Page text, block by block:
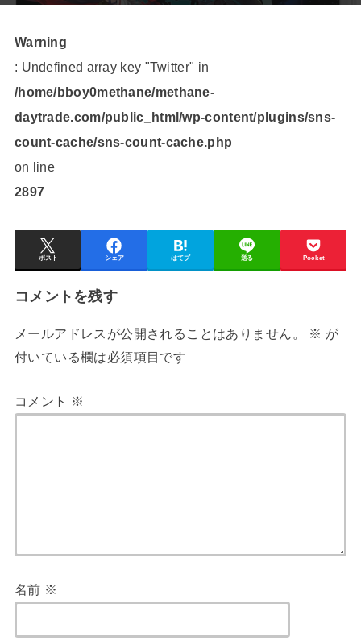
Warning
: Undefined array key "Twitter" in
/home/bboy0methane/methane-
daytrade.com/public_html/wp-content/plugins/sns-
count-cache/sns-count-cache.php
on line
2897
ポスト シェア はてブ 送る Pocket
コメントを残す
メールアドレスが公開されることはありません。 ※ が
付いている欄は必須項目です
コメント ※
名前 ※